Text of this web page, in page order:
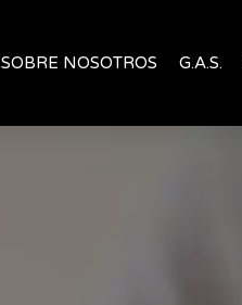
SOBRE NOSOTROS G.A.S.